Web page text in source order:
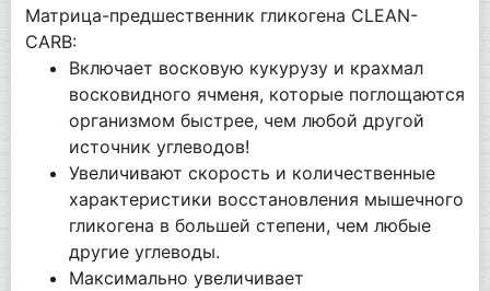
Матрица-предшественник гликогена CLEAN-
CARB:
Включает восковую кукурузу и крахмал
восковидного ячменя, которые поглощаются
организмом быстрее, чем любой другой
источник углеводов!
Увеличивают скорость и количественные
характеристики восстановления мышечного
гликогена в большей степени, чем любые
другие углеводы.
Максимально увеличивает